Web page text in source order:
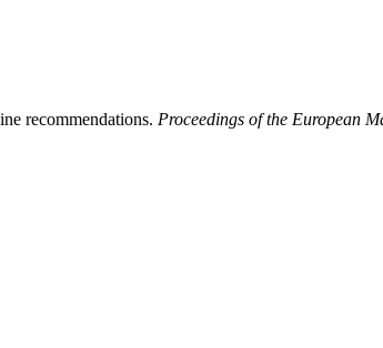
recommendations. Proceedings of the European